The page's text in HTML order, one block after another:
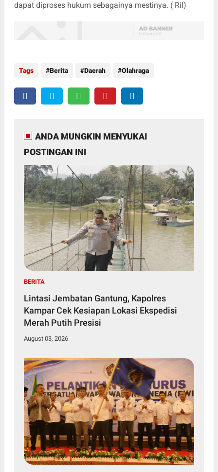
dapat diproses hukum sebagainya mestinya. ( Ril)
Tags Berita Daerah Olahraga
ANDA MUNGKIN MENYUKAI
POSTINGAN INI
BERITA
Lintasi Jembatan Gantung, Kapolres
Kampar Cek Kesiapan Lokasi Ekspedisi
Merah Putih Presisi
August 03, 2026